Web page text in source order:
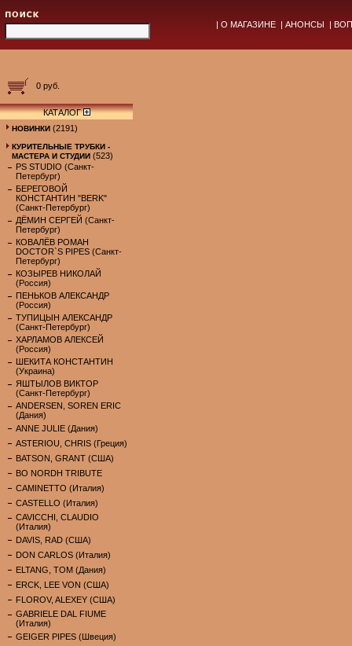
| О МАГАЗИНЕ | АНОНСЫ |
0 руб.
КАТАЛОГ
НОВИНКИ (2191)
КУРИТЕЛЬНЫЕ ТРУБКИ -
МАСТЕРА И СТУДИИ (523)
PS STUDIO (Санкт-
Петербург)
БЕРЕГОВОЙ
КОНСТАНТИН "BERK"
(Санкт-Петербург)
ДЁМИН СЕРГЕЙ (Санкт-
Петербург)
КОВАЛЁВ РОМАН
DOCTOR`S PIPES (Санкт-
Петербург)
КОЗЫРЕВ НИКОЛАЙ
(Россия)
ПЕНЬКОВ АЛЕКСАНДР
(Россия)
ТУПИЦЫН АЛЕКСАНДР
(Санкт-Петербург)
ХАРЛАМОВ АЛЕКСЕЙ
(Россия)
ШЕКИТА КОНСТАНТИН
(Украина)
ЯШТЫЛОВ ВИКТОР
(Санкт-Петербург)
ANDERSEN, SOREN ERIC
(Дания)
ANNE JULIE (Дания)
ASTERIOU, CHRIS (Греция)
BATSON, GRANT (США)
BO NORDH TRIBUTE
CAMINETTO (Италия)
CASTELLO (Италия)
CAVICCHI, CLAUDIO
(Италия)
DAVIS, RAD (США)
DON CARLOS (Италия)
ELTANG, TOM (Дания)
ERCK, LEE VON (США)
FLOROV, ALEXEY (США)
GABRIELE DAL FIUME
(Италия)
GEIGER PIPES (Швеция)